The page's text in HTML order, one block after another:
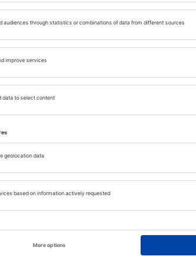
egy tökéletesen megőrzött görög
és az Etnára. A város ősi utcáin sétálva
egyedi hangulatot teremtenek. A Corso
elegáns üzletekkel és éttermekkel.
kertjébe is. A város közelében